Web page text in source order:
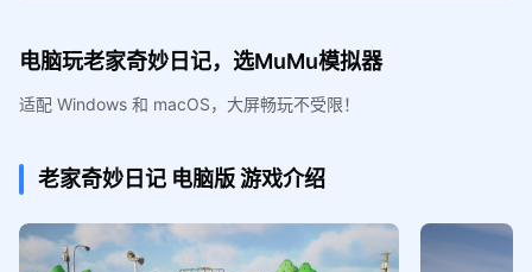
电脑玩老家奇妙日记，选MuMu模拟器
适配 Windows 和 macOS，大屏畅玩不受限！
老家奇妙日记 电脑版游戏介绍